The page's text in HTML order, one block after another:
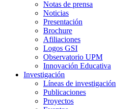
Notas de prensa
Noticias
Presentación
Brochure
Afiliaciones
Logos GSI
Observatorio UPM
Innovación Educativa
Investigación
Líneas de investigación
Publicaciones
Proyectos